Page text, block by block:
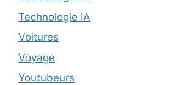
Technologie IA
Voitures
Voyage
Youtubeurs